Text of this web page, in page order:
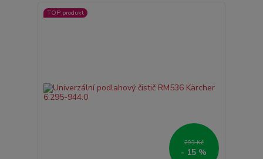
TOP produkt
293 Kč
- 15 %